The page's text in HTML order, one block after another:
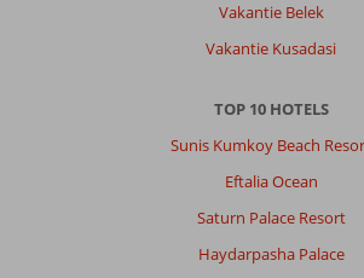
Vakantie Belek
Vakantie Kusadasi
TOP 10 HOTELS
Sunis Kumkoy Beach
Eftalia Ocean
Saturn Palace Resort
Haydarpasha Palace